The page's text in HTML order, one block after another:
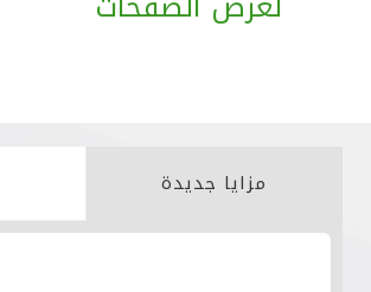
مزايا جديدة